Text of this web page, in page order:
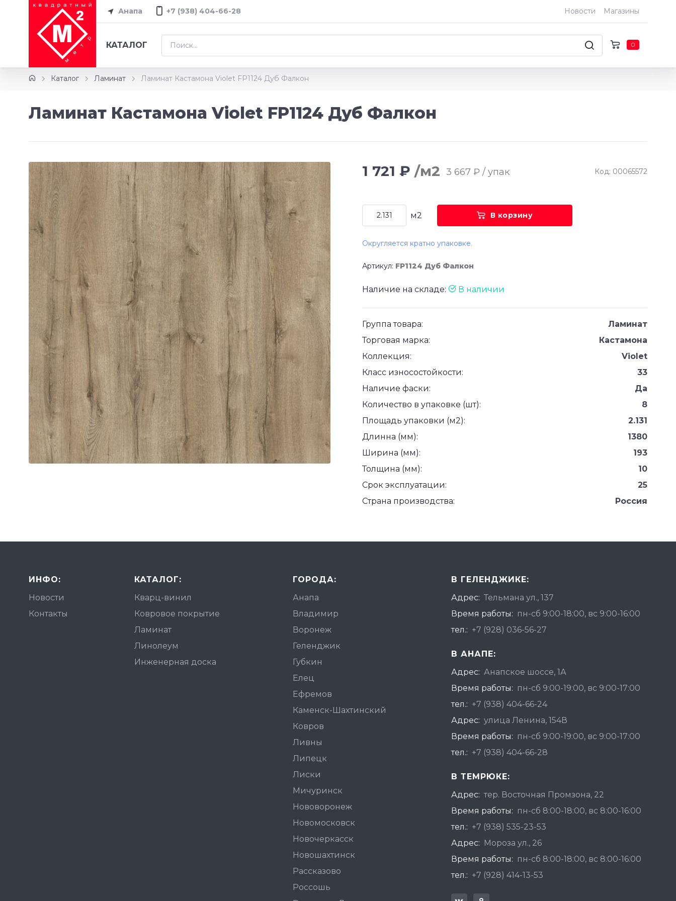
Анапа +7 (938) 404-66-28 Новости Магазины
КАТАЛОГ 0
Каталог Ламинат Ламинат Кастамона Violet FP1124 Дуб Фалкон
Ламинат Кастамона Violet FP1124 Дуб Фалкон
1 721 ₽ /м2 3 667 ₽ / упак Код: 00065572
м2 В корзину
Округляется кратно упаковке.
Артикул: FP1124 Дуб Фалкон
Наличие на складе: В наличии
Группа товара:
Ламинат
Торговая марка:
Кастамона
Коллекция:
Violet
Класс износостойкости:
33
Наличие фаски:
Да
Количество в упаковке (шт):
8
Площадь упаковки (м2):
2.131
Длинна (мм):
1380
Ширина (мм):
193
Толщина (мм):
10
Срок эксплуатации:
25
Страна производства:
Россия
ИНФО:
Новости
Контакты
КАТАЛОГ:
Кварц-винил
Ковровое покрытие
Ламинат
Линолеум
Инженерная доска
ГОРОДА:
Анапа
Владимир
Воронеж
Геленджик
Губкин
Елец
Ефремов
Каменск-Шахтинский
Ковров
Ливны
Липецк
Лиски
Мичуринск
Нововоронеж
Новомосковск
Новочеркасск
Новошахтинск
Рассказово
Россошь
В ГЕЛЕНДЖИКЕ:
Адрес: Тельмана ул., 137
Время работы: пн-сб 9:00-18:00, вс 9:00-16:00
тел.: +7 (928) 036-56-27
В АНАПЕ:
Адрес: Анапское шоссе, 1А
Время работы: пн-сб 9:00-19:00, вс 9:00-17:00
тел.: +7 (938) 404-66-24
Адрес: улица Ленина, 154В
Время работы: пн-сб 9:00-19:00, вс 9:00-17:00
тел.: +7 (938) 404-66-28
В ТЕМРЮКЕ:
Адрес: тер. Восточная Промзона, 22
Время работы: пн-сб 8:00-18:00, вс 8:00-16:00
тел.: +7 (938) 535-23-53
Адрес:
Мороза ул., 26
Время работы: пн-сб 8:00-18:00, вс 8:00-16:00
тел.: +7 (928) 414-13-53